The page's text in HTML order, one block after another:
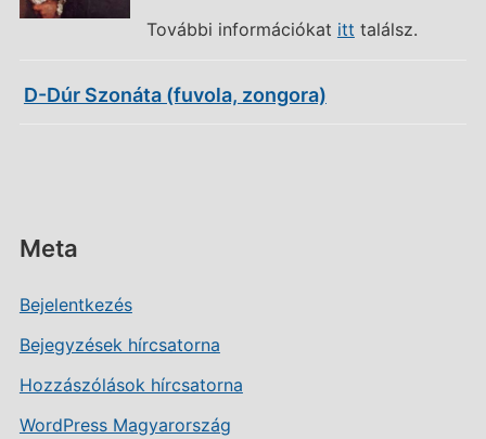
További információkat itt találsz.
D-Dúr Szonáta (fuvola, zongora)
Meta
Bejelentkezés
Bejegyzések hírcsatorna
Hozzászólások hírcsatorna
WordPress Magyarország